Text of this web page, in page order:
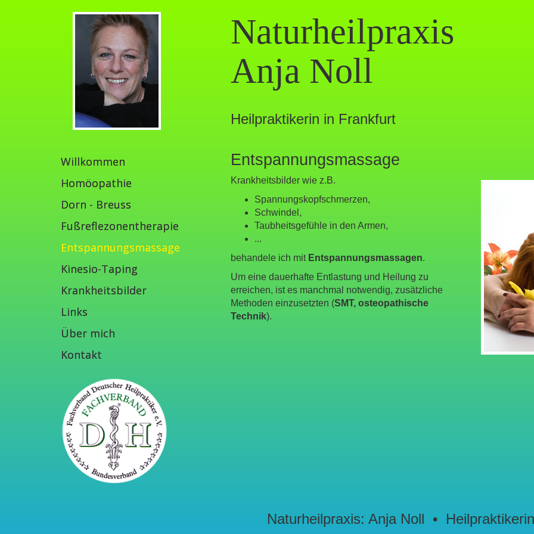
Naturheilpraxis
Anja Noll
Heilpraktikerin in Frankfurt
Willkommen
Homöopathie
Dorn - Breuss
Fußreflezonentherapie
Entspannungsmassage
Kinesio-Taping
Krankheitsbilder
Links
Über mich
Kontakt
Entspannungsmassage
Krankheitsbilder wie z.B.
Spannungskopfschmerzen,
Schwindel,
Taubheitsgefühle in den Armen,
...
behandele ich mit Entspannungsmassagen.
Um eine dauerhafte Entlastung und Heilung zu
erreichen, ist es manchmal notwendig, zusätzliche
Methoden einzusetzten (SMT, osteopathische
Technik).
Naturheilpraxis: Anja Noll • Heilpraktikerin